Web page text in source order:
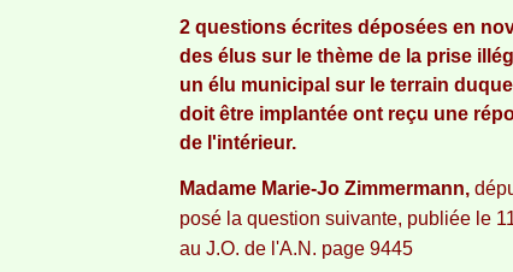
2 questions écrites déposées en
des élus sur le thème de la prise
un élu municipal sur le terrain
doit être implantée ont reçu une
de l'intérieur.
Madame Marie-Jo Zimmermann,
posé la question suivante, publiée le
au J.O. de l'A.N. page 9445